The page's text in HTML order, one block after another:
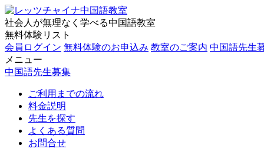
社会人が無理なく学べる中国語教室
無料体験リスト
会員ログイン 無料体験のお申込み 教室のご案内 中国語先生
メニュー
中国語先生募集
ご利用までの流れ
料金説明
先生を探す
よくある質問
お問合せ